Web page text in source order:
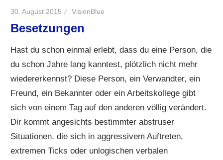
30. August 2015 VisionBlue
Besetzungen
Hast du schon einmal erlebt, dass du eine Person, die
du schon Jahre lang kanntest, plötzlich nicht mehr
wiedererkennst? Diese Person, ein Verwandter, ein
Freund, ein Bekannter oder ein Arbeitskollege gibt
sich von einem Tag auf den anderen völlig verändert.
Dir kommt angesichts bestimmter abstruser
Situationen, die sich in aggressivem Auftreten,
extremen Ticks oder unlogischen verbalen